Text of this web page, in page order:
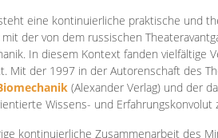
eine kontinuierliche praktische und
der von dem russischen
In diesem Kontext fanden vielfältige
Mit der 1997 in der Autorenschaft des
(Alexander Verlag) und der
Wissens- und
kontinuierliche Zusammenarbeit des